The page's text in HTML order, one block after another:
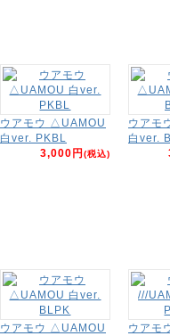
ウアモウ △UAMOU
白ver. PKBL
3,000円(税込)
ウアモ
白ver.
ウアモウ △UAMOU
ウアモ